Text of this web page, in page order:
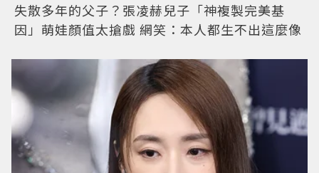
失散多年的父子？張凌赫兒子「神複製完美基
因」萌娃顏值太搶戲 網笑：本人都生不出這麼像